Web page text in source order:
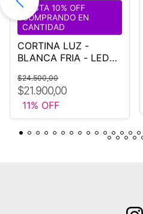
CORTINA LUZ -
BLANCA FRIA - LED
$21.900,00
$24.500,00
11% OFF
HASTA 10% OFF
COMPRANDO EN
CANTIDAD